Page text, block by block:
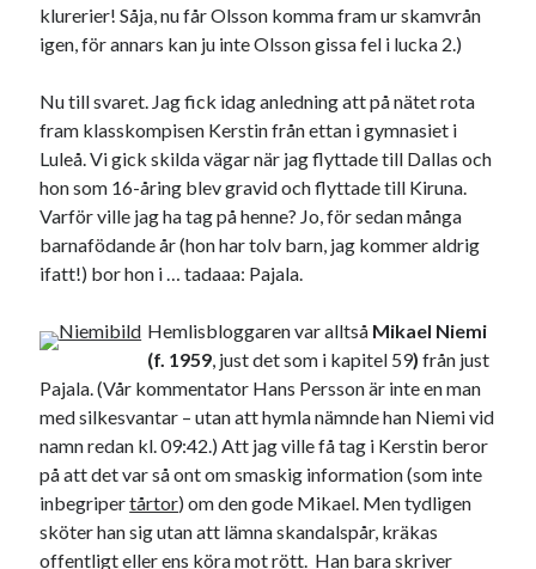
klurerier! Såja, nu får Olsson komma fram ur skamvrån
igen, för annars kan ju inte Olsson gissa fel i lucka 2.)
Nu till svaret. Jag fick idag anledning att på nätet rota
fram klasskompisen Kerstin från ettan i gymnasiet i
Luleå. Vi gick skilda vägar när jag flyttade till Dallas och
hon som 16-åring blev gravid och flyttade till Kiruna.
Varför ville jag ha tag på henne? Jo, för sedan många
barnafödande år (hon har tolv barn, jag kommer aldrig
ifatt!) bor hon i … tadaaa: Pajala.
Hemlisbloggaren var alltså Mikael Niemi
(f. 1959, just det som i kapitel 59)från just
Pajala. (Vår kommentator Hans Persson är inte en man
med silkesvantar – utan att hymla nämnde han Niemi vid
namn redan kl. 09:42.) Att jag ville få tag i Kerstin beror
på att det var så ont om smaskig information (som inte
inbegripertårtor) om den gode Mikael. Men tydligen
sköter han sig utan att lämna skandalspår, kräkas
offentligt eller ens köra mot rött. Han bara skriver